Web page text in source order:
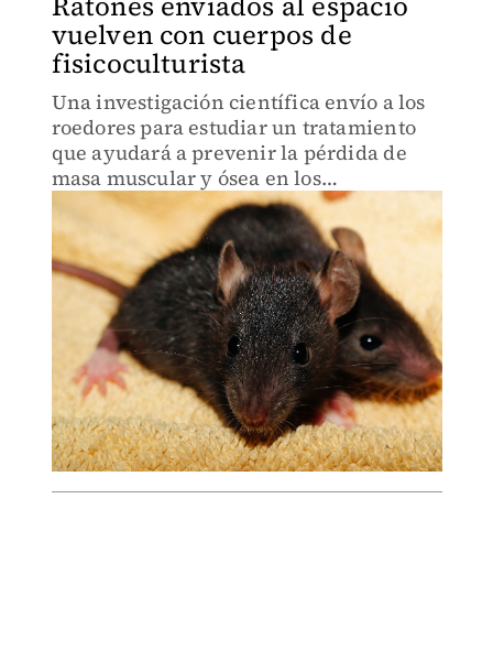
vuelven con cuerpos de
fisicoculturista
Una investigación científica envío a los
roedores para estudiar un tratamiento
que ayudará a prevenir la pérdida de
masa muscular y ósea en los
astronautas.